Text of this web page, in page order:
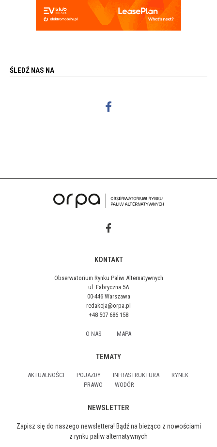
ŚLEDŹ NAS NA
KONTAKT
Obserwatorium Rynku Paliw Alternatywnych
ul. Fabryczna 5A
00-446 Warszawa
redakcja@orpa.pl
+48 507 686 158
O NAS MAPA
TEMATY
AKTUALNOŚCI POJAZDY INFRASTRUKTURA
RYNEK
PRAWO
WODÓR
NEWSLETTER
Zapisz się do naszego newslettera! Bądź na bieżąco z nowościami
z rynku paliw alternatywnych